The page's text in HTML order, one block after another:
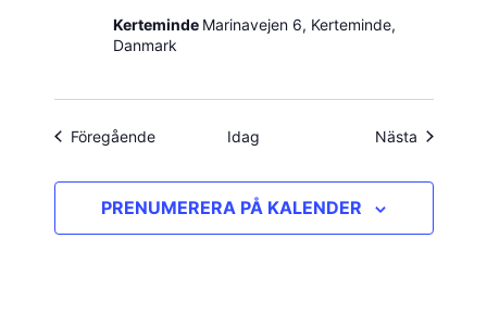
Kerteminde Marinavejen 6, Kerteminde,
Danmark
FöregåendeEvenemangIdag Nästa
PRENUMERERA PÅ KALENDER